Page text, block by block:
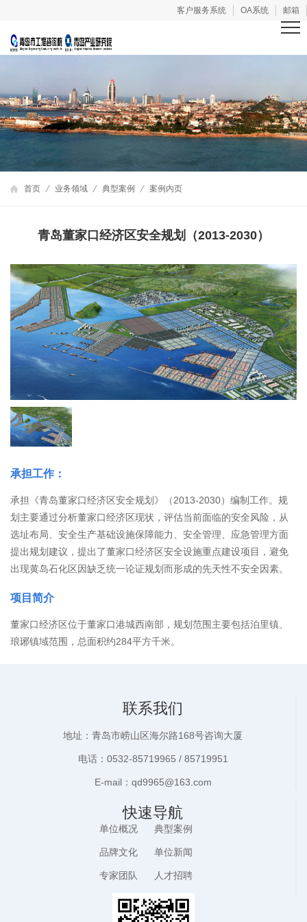
客户服务系统 OA系统 邮箱
首页 业务领域 典型案例 案例内页
青岛董家口经济区安全规划（2013-2030）
承担工作：
承担《青岛董家口经济区安全规划》（2013-2030）编制工作。规
划主要通过分析董家口经济区现状，评估当前面临的安全风险，从
选址布局、安全生产基础设施保障能力、安全管理、应急管理方面
提出规划建议，提出了董家口经济区安全设施重点建设项目，避免
出现黄岛石化区因缺乏统一论证规划而形成的先天性不安全因素。
项目简介
董家口经济区位于董家口港城西南部，规划范围主要包括泊里镇、
琅琊镇域范围，总面积约284平方千米。
联系我们
地址：青岛市崂山区海尔路168号咨询大厦
电话：0532-85719965 / 85719951
E-mail：qd9965@163.com
快速导航
单位概况 典型案例
品牌文化 单位新闻
专家团队 人才招聘